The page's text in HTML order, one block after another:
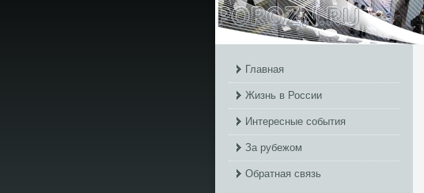
Главная
Жизнь в России
Интересные события
За рубежом
Обратная связь